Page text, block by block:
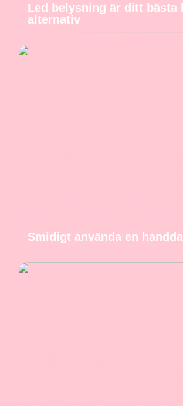
Led belysning är ditt bästa
alternativ
Smidigt använda en